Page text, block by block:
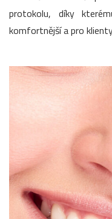
protokolu, díky
komfortnější a pro